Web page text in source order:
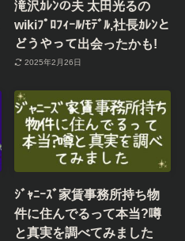
滝沢ｶﾚﾝの夫 太田光るの
wikiﾌﾟﾛﾌｨｰﾙ/ﾓﾃﾞﾙ,社長ｶﾚﾝと
どうやって出会ったかも!
2025年2月26日
ｼﾞｬﾆｰｽﾞ家賃事務所持ち物
件に住んでるって本当?噂
と真実を調べてみました